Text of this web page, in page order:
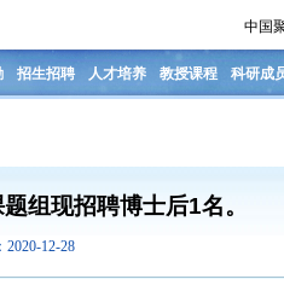
中国
招生招聘 人才培养 教授课程 科研成
组现招聘博士后1名。
12-28